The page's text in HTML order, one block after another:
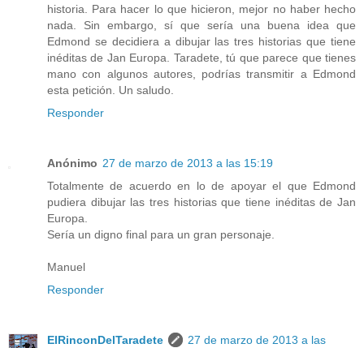
historia. Para hacer lo que hicieron, mejor no haber hecho
nada. Sin embargo, sí que sería una buena idea que
Edmond se decidiera a dibujar las tres historias que tiene
inéditas de Jan Europa. Taradete, tú que parece que tienes
mano con algunos autores, podrías transmitir a Edmond
esta petición. Un saludo.
Responder
Anónimo 27 de marzo de 2013 a las 15:19
Totalmente de acuerdo en lo de apoyar el que Edmond
pudiera dibujar las tres historias que tiene inéditas de Jan
Europa.
Sería un digno final para un gran personaje.
Manuel
Responder
ElRinconDelTaradete
27 de marzo de 2013 a las